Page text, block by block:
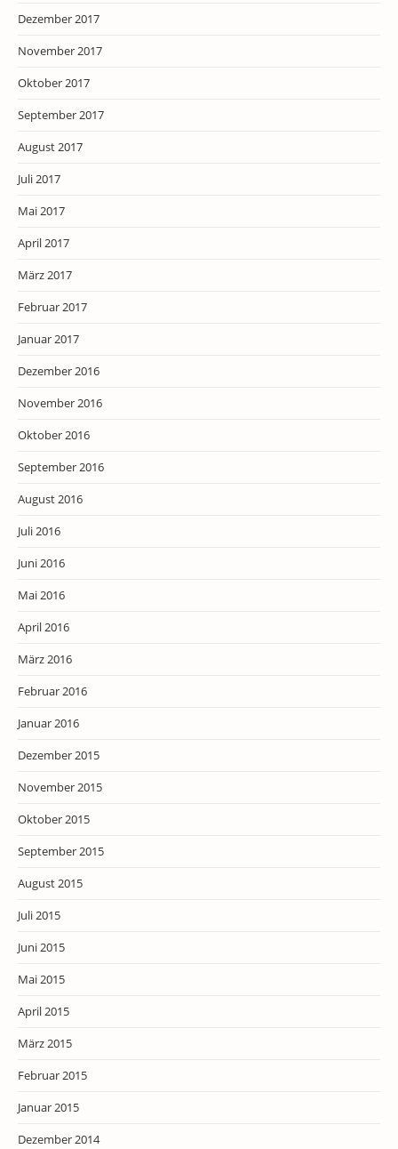
Dezember 2017
November 2017
Oktober 2017
September 2017
August 2017
Juli 2017
Mai 2017
April 2017
März 2017
Februar 2017
Januar 2017
Dezember 2016
November 2016
Oktober 2016
September 2016
August 2016
Juli 2016
Juni 2016
Mai 2016
April 2016
März 2016
Februar 2016
Januar 2016
Dezember 2015
November 2015
Oktober 2015
September 2015
August 2015
Juli 2015
Juni 2015
Mai 2015
April 2015
März 2015
Februar 2015
Januar 2015
Dezember 2014